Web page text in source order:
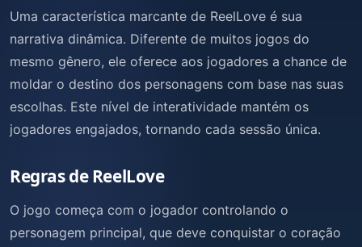
Uma característica marcante de ReelLove é sua
narrativa dinâmica. Diferente de muitos jogos do
mesmo gênero, ele oferece aos jogadores a chance de
moldar o destino dos personagens com base nas suas
escolhas. Este nível de interatividade mantém os
jogadores engajados, tornando cada sessão única.
Regras de ReelLove
O jogo começa com o jogador controlando o
personagem principal, que deve conquistar o coração